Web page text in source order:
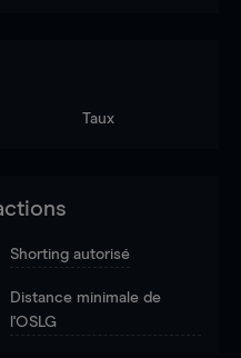
Taux
Shorting autorisé
Distance minimale de
l'OSLG